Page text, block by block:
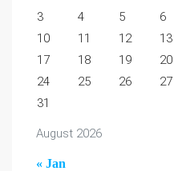
August 2026
3
4 5 6
10
11 12 13
17
18 19 20
24
25 26 27
31
« Jan